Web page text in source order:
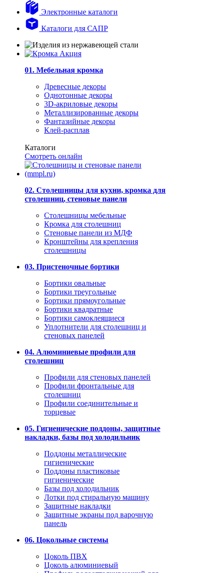
Электронные каталоги
Каталоги для САПР
01. Мебельная кромка
Древесные декоры
Однотонные декоры
3D-акриловые декоры
Металлизированные декоры
Фантазийные декоры
Клей-расплав
Каталоги
Смотреть онлайн
02. Столешницы для кухни, кромка для
столешниц, стеновые панели
Столешницы мебельные
Кромка для столешниц
Стеновые панели из МДФ
Кронштейны для крепления
столешницы
03. Пристеночные бортики
Бортики овальные
Бортики треугольные
Бортики прямоугольные
Бортики квадратные
Бортики самоклеящиеся
Уплотнители для столешниц и
стеновых панелей
04. Алюминиевые профили для
столешниц
Профили для стеновых панелей
Профили фронтальные для
столешниц
Профили соединительные и
торцевые
05. Гигиенические поддоны, защитные
накладки, базы под холодильник
Поддоны металлические
гигиенические
Поддоны пластиковые
гигиенические
Базы под холодильник
Лотки под стиральную машину
Защитные накладки
Защитные экраны под варочную
панель
06. Цокольные системы
Цоколь ПВХ
Цоколь алюминиевый